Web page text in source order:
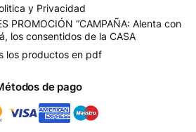
y Privacidad
PROMOCIÓN “CAMPAÑA: Alenta con
los consentidos de la CASA
los productos en pdf
de pago